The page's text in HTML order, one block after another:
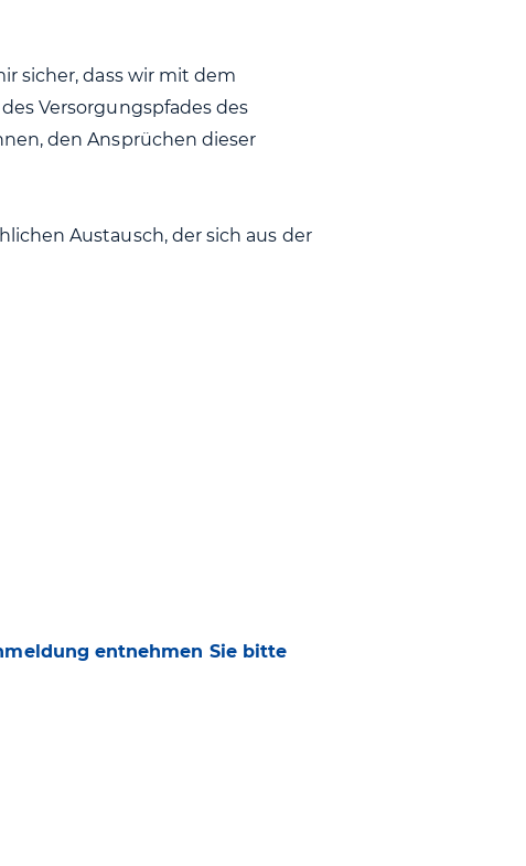
sicher, dass wir mit dem
Versorgungspfades des
den Ansprüchen dieser
Austausch, der sich aus der
entnehmen Sie bitte